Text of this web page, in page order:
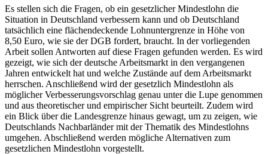
Es stellen sich die Fragen, ob ein gesetzlicher Mindestlohn die
Situation in Deutschland verbessern kann und ob Deutschland
tatsächlich eine flächendeckende Lohnuntergrenze in Höhe von
8,50 Euro, wie sie der DGB fordert, braucht. In der vorliegenden
Arbeit sollen Antworten auf diese Fragen gefunden werden. Es wird
gezeigt, wie sich der deutsche Arbeitsmarkt in den vergangenen
Jahren entwickelt hat und welche Zustände auf dem Arbeitsmarkt
herrschen. Anschließend wird der gesetzlich Mindestlohn als
möglicher Verbesserungsvorschlag genau unter die Lupe genommen
und aus theoretischer und empirischer Sicht beurteilt. Zudem wird
ein Blick über die Landesgrenze hinaus gewagt, um zu zeigen, wie
Deutschlands Nachbarländer mit der Thematik des Mindestlohns
umgehen. Abschließend werden mögliche Alternativen zum
gesetzlichen Mindestlohn vorgestellt.